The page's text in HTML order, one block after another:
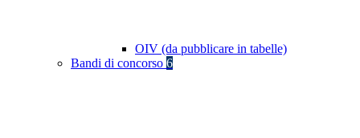
OIV (da pubblicare in tabelle)
Bandi di concorso 6